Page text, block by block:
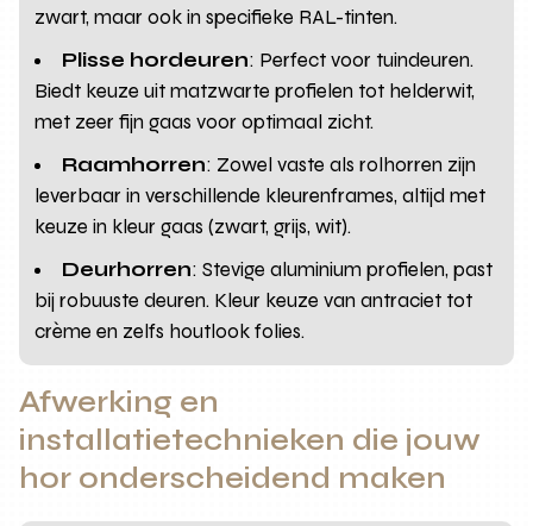
zwart, maar ook in specifieke RAL-tinten.
Plisse hordeuren: Perfect voor tuindeuren.
Biedt keuze uit matzwarte profielen tot helderwit,
met zeer fijn gaas voor optimaal zicht.
Raamhorren: Zowel vaste als rolhorren zijn
leverbaar in verschillende kleurenframes, altijd met
keuze in kleur gaas (zwart, grijs, wit).
Deurhorren: Stevige aluminium profielen, past
bij robuuste deuren. Kleur keuze van antraciet tot
crème en zelfs houtlook folies.
Afwerking en
installatietechnieken die jouw
hor onderscheidend maken